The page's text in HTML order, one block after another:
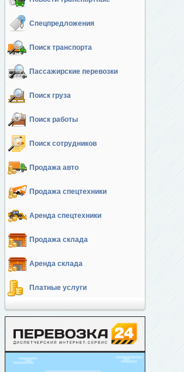
Спецпредложения
Поиск транспорта
Пассажирские перевозки
Поиск груза
Поиск работы
Поиск сотрудников
Продажа авто
Продажа спецтехники
Аренда спецтехники
Продажа склада
Аренда склада
Платные услуги